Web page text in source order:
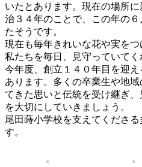
いたとあります。現在の場所
治３４年のことで、この年の
たそうです。
現在も毎年きれいな花や実を
私たちを毎日、見守っていてく
今年度、創立１４０年目を迎
あります。多くの卒業生や地
てきた思いと伝統を受け継ぎ
を大切にしていきましょう。
尾田蒔小学校を支えてくださ
す。